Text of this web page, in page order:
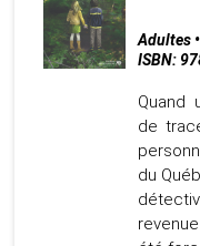
Adultes
ISBN:
Quand
de
du